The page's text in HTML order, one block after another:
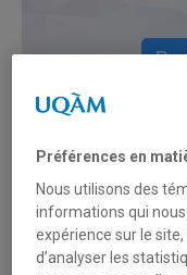
DE LA
Préférences en
Nous utilisons des
informations qui
expérience sur le
d’analyser les